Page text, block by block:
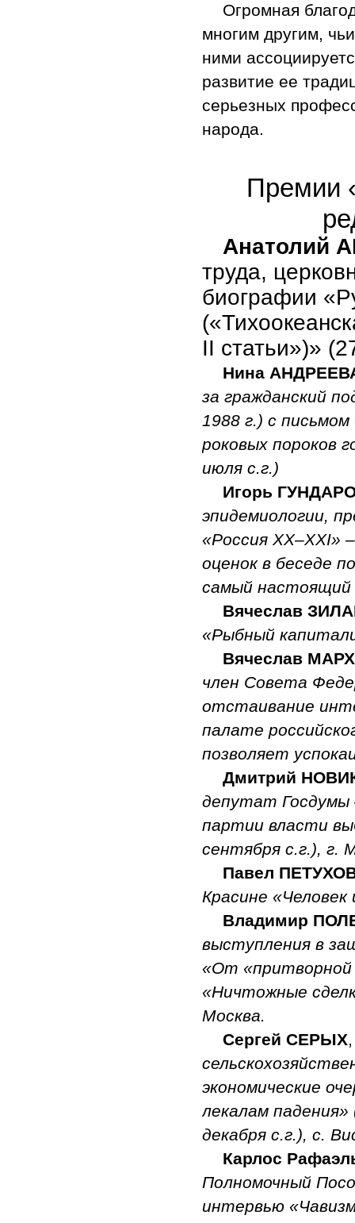
Огромная
многим другим,
ними
развитие ее
серьезных
народа.
Премии
Анатолий
труда,
биографии
II статьи»)»
Нина
за гражданский
1988 г.) с
роковых пороков
июля с.г.)
Игорь
эпидемиологии,
«Россия XX–XXI»
оценок в беседе
самый настоящий
Вячеслав
«Рыбный
Вячеслав
член Совета
отстаивание
палате
позволяет
Дмитрий
депутат Госдумы
партии власти
сентября с.г.),
Павел
Красине
Владимир
выступления в
«От «притворной
«Ничтожные
Москва.
Сергей СЕРЫХ
экономические
лекалам
декабря с.г.), с.
Карлос
Полномочный
интервью